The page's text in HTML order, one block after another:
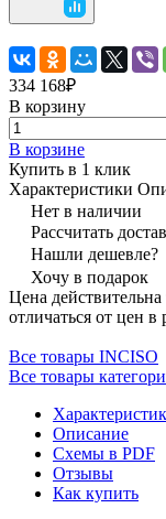
334 168₽
В корзину
В корзине
Купить в 1 клик
Характеристики
Нет в наличии
Рассчитать
Нашли дешевле?
Хочу в подарок
Цена
отличаться от цен
Все товары INCISO
Все товары
Описание
Схемы в PDF
Отзывы
Как купить